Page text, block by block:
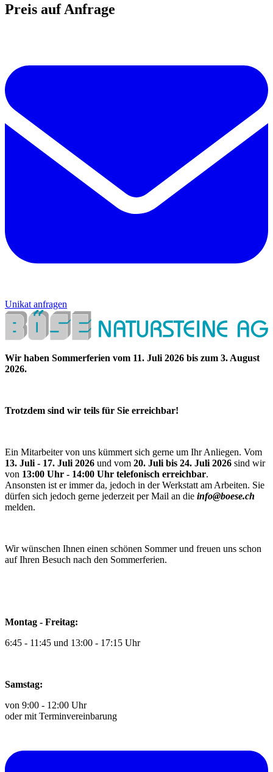
Preis auf Anfrage
Unikat anfragen
Wir haben Sommerferien vom 11. Juli 2026 bis zum 3. August
2026.
Trotzdem sind wir teils für Sie erreichbar!
Ein Mitarbeiter von uns kümmert sich gerne um Ihr Anliegen. Vom
13. Juli - 17. Juli 2026 und vom 20. Juli bis 24. Juli 2026 sind wir
von 13:00 Uhr - 14:00 Uhr telefonisch erreichbar.
Ansonsten ist er immer da, jedoch in der Werkstatt am Arbeiten. Sie
dürfen sich jedoch gerne jederzeit per Mail an die info@boese.ch
melden.
Wir wünschen Ihnen einen schönen Sommer und freuen uns schon
auf Ihren Besuch nach den Sommerferien.
Montag - Freitag:
6:45 - 11:45 und 13:00 - 17:15 Uhr
Samstag:
von 9:00 - 12:00 Uhr
oder mit Terminvereinbarung